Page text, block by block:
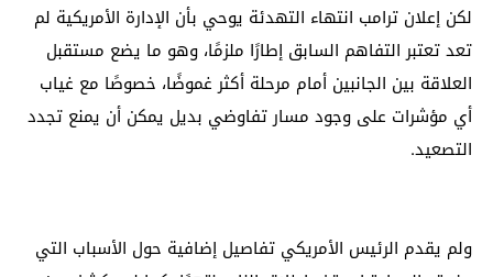
لكن إعلان ترامب انتهاء التهدئة يوحي بأن الإدارة الأمريكية لم
تعد تعتبر التفاهم السابق إطارًا ملزمًا، وهو ما يضع مستقبل
العلاقة بين الجانبين أمام مرحلة أكثر غموضًا، خصوصًا مع غياب
أي مؤشرات على وجود مسار تفاوضي بديل يمكن أن يمنع تجدد
التصعيد.
ولم يقدم الرئيس الأمريكي تفاصيل إضافية حول الأسباب التي